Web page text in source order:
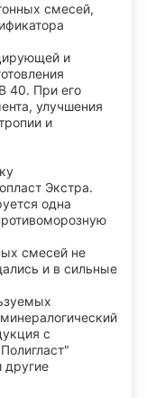
смесей,
и
40. При его
улучшения
и
Экстра.
одна
смесей не
и в сильные
с
другие